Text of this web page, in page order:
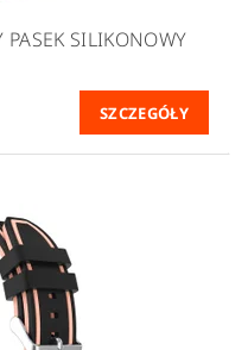
SILIKONOWY
SZCZEGÓŁY